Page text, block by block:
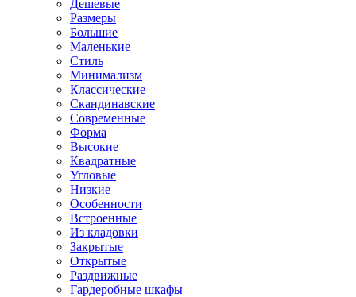
Дешевые
Размеры
Большие
Маленькие
Стиль
Минимализм
Классические
Скандинавские
Современные
Форма
Высокие
Квадратные
Угловые
Низкие
Особенности
Встроенные
Из кладовки
Закрытые
Открытые
Раздвижные
Гардеробные шкафы